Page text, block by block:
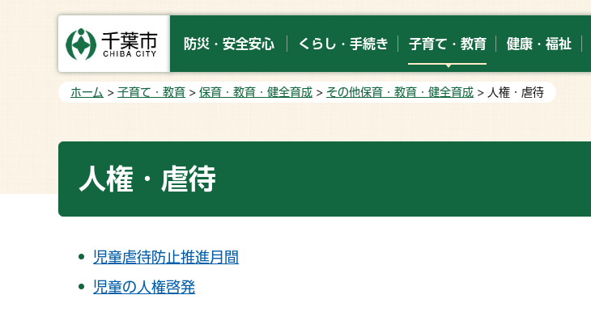
防災・安全安心 くらし・手続き 子育て・教育 健康・福祉
ホーム > 子育て・教育 > 保育・教育・健全育成 > その他保育・教育・健全育成 > 人権・虐待
人権・虐待
児童虐待防止推進月間
児童の人権啓発